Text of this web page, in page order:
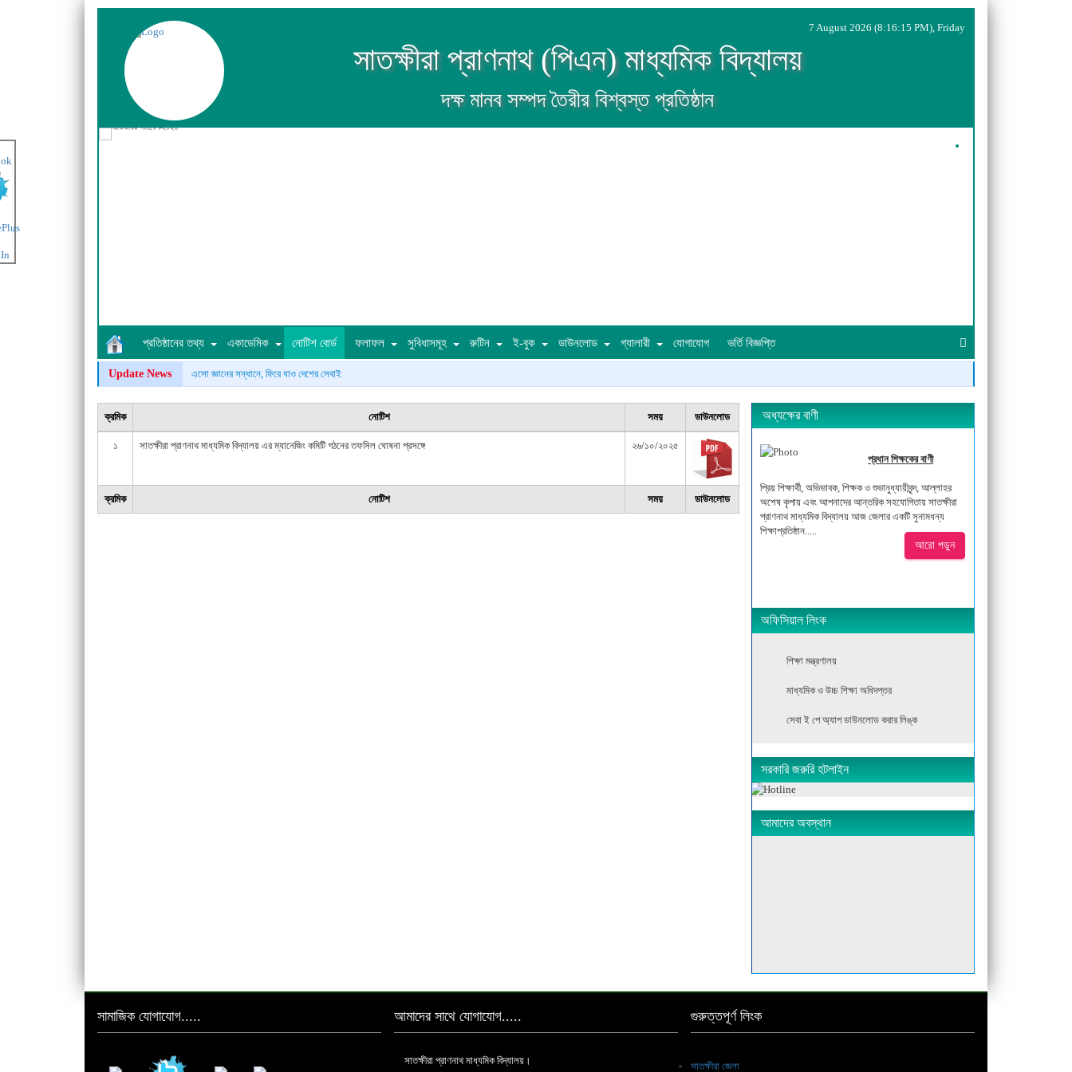
সাতক্ষীরা প্রাণনাথ (পিএন) মাধ্যমিক বিদ্যালয়
দক্ষ মানব সম্পদ তৈরীর বিশ্বস্ত প্রতিষ্ঠান
7 August 2026 (8:16:15 PM), Friday
অভিভাবক সমাবেশ-২০২৩
প্রতিষ্ঠানের তথ্য একাডেমিক নোটিশ বোর্ড ফলাফল সুবিধাসমূহ রুটিন ই-বুক ডাউনলোড গ্যালারী যোগাযোগ ভর্তি বিজ্ঞপ্তি
Update News এসো জ্ঞানের সন্ধানে, ফিরে যাও দেশের সেবাই
ক্রমিক নোটিশ সময় ডাউনলোড
ক্রমিক নোটিশ সময় ডাউনলোড
১ সাতক্ষীরা প্রাণনাথ মাধ্যমিক বিদ্যালয় এর ম্যানেজিং কমিটি গঠনের তফসিল ঘোষনা প্রসঙ্গে ২৬/১০/২০২৫
অধ্যক্ষের বাণী
প্রধান শিক্ষকের বাণী
প্রিয় শিক্ষার্থী, অভিভাবক, শিক্ষক ও শুভানুধ্যায়ীবৃন্দ, আল্লাহর
অশেষ কৃপায় এবং আপনাদের আন্তরিক সহযোগিতায় সাতক্ষীরা
প্রাণনাথ মাধ্যমিক বিদ্যালয় আজ জেলার একটি সুনামধন্য
শিক্ষাপ্রতিষ্ঠান.....
আরো পড়ুন
অফিসিয়াল লিংক
শিক্ষা মন্ত্রণালয়
মাধ্যমিক ও উচ্চ শিক্ষা অধিদপ্তর
সেবা ই পে অ্যাপ ডাউনলোড করার লিঙ্ক
সরকারি জরুরি হটলাইন
আমাদের অবস্থান
সামাজিক যোগাযোগ..... আমাদের সাথে যোগাযোগ.....
সাতক্ষীরা প্রাণনাথ মাধ্যমিক বিদ্যালয়।
গুরুত্তপূর্ণ লিংক
সাতক্ষীরা জেলা